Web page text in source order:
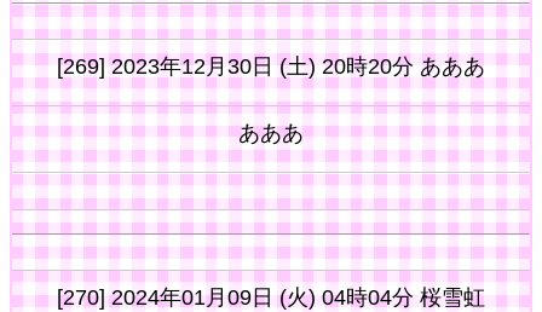
[269] 2023年12月30日 (土) 20時20分 あああ
あああ
[270] 2024年01月09日 (火) 04時04分 桜雪虹